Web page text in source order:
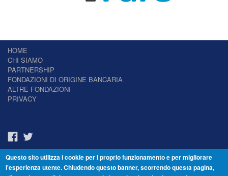
HOME
CHI SIAMO
PARTNERSHIP
FONDAZIONI DI ORIGINE BANCARIA
ALTRE FONDAZIONI
PRIVACY
Il Giornale delle Fondazioni - Periodico telematico
Reg. Tribunale n.7 del 22/07/2014 – ISSN 2421-2466
Questo sito utilizza i cookie per i proprio funzionamento e per migliorare
l'esperienza utente. Chiudendo questo banner, scorrendo questa pagina,